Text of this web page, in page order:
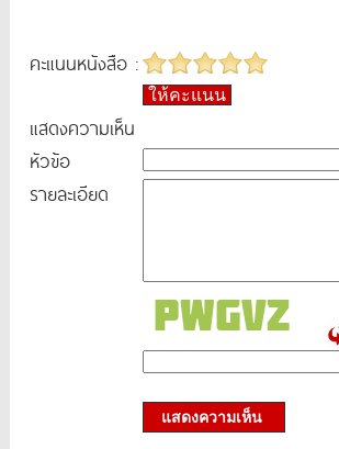
คะแนนหนังสือ :
ให้คะแนน
แสดงความเห็น
หัวข้อ
รายละเอียด
แสดงความเห็น